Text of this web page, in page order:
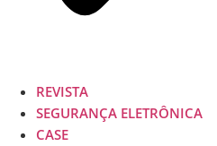
REVISTA
SEGURANÇA ELETRÔNICA
CASE